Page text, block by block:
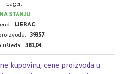
kupovinu, cene proizvoda u
Lager:
NA STANJU
LIERAC
39357
ušteda: 381,04